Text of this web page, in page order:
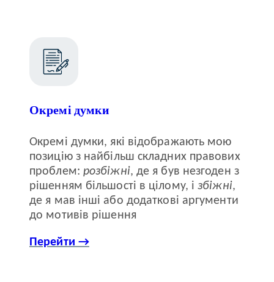
Окремі думки
Окремі думки, які відображають мою
позицію з найбільш складних правових
проблем: розбіжні, де я був незгоден з
рішенням більшості в цілому, ізбіжні,
де я мав інші або додаткові аргументи
до мотивів рішення
Перейти →